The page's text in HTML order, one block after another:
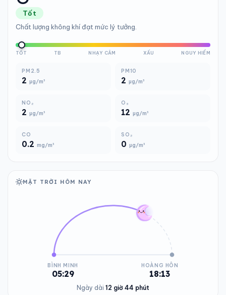
Tốt
Chất lượng không khí đạt mức lý tưởng.
TỐT TB NHẠY CẢM XẤU NGUY HIỂM
PM2.5
2 µg/m³
PM10
2 µg/m³
NO₂
2 µg/m³
O₃
12 µg/m³
CO
0.2 mg/m³
SO₂
0 µg/m³
MẶT TRỜI HÔM NAY
BÌNH MINH
05:29
HOÀNG HÔN
18:13
Ngày dài 12 giờ 44 phút